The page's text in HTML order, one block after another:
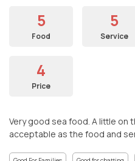
5
Food
5
Service
4
Price
Very good sea food. A little on
acceptable as the food and